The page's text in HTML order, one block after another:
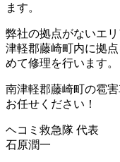
ます。
弊社の拠点がないエ
津軽郡藤崎町内に拠
めて修理を行います。
南津軽郡藤崎町の雹
お任せください！
ヘコミ救急隊 代表
石原潤一